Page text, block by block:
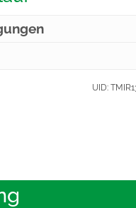
UID: